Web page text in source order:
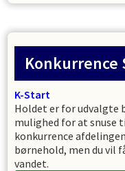
Konkurrence
K-Start
Holdet er for udvalgte
mulighed for at snuse
konkurrence
børnehold, men du vil
vandet.